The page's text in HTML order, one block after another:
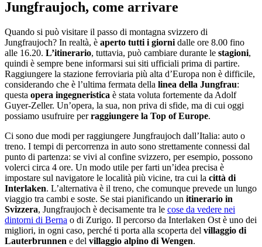
Jungfraujoch, come arrivare
Quando si può visitare il passo di montagna svizzero di
Jungfraujoch? In realtà, è aperto tutti i giorni dalle ore 8.00 fino
alle 16.20. L’itinerario, tuttavia, può cambiare durante le stagioni,
quindi è sempre bene informarsi sui siti ufficiali prima di partire.
Raggiungere la stazione ferroviaria più alta d’Europa non è difficile,
considerando che è l’ultima fermata della linea della Jungfrau:
questa opera ingegneristica è stata voluta fortemente da Adolf
Guyer-Zeller. Un’opera, la sua, non priva di sfide, ma di cui oggi
possiamo usufruire perraggiungere la Top of Europe.
Ci sono due modi per raggiungere Jungfraujoch dall’Italia: auto o
treno. I tempi di percorrenza in auto sono strettamente connessi dal
punto di partenza: se vivi al confine svizzero, per esempio, possono
volerci circa 4 ore. Un modo utile per farti un’idea precisa è
impostare sul navigatore le località più vicine, tra cui la città di
Interlaken. L’alternativa è il treno, che comunque prevede un lungo
viaggio tra cambi e soste. Se stai pianificando un itinerario in
Svizzera, Jungfraujoch è decisamente tra le cose da vedere nei
dintorni di Berna o di Zurigo. Il percorso da Interlaken Ost è uno dei
migliori, in ogni caso, perché ti porta alla scoperta del villaggio di
Lauterbrunnen e del villaggio alpino di Wengen.